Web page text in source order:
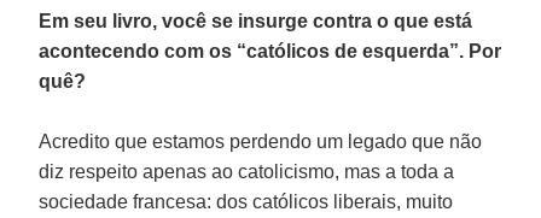
Em seu livro, você se insurge contra o que está
acontecendo com os “católicos de esquerda”. Por
quê?
Acredito que estamos perdendo um legado que não
diz respeito apenas ao catolicismo, mas a toda a
sociedade francesa: dos católicos liberais, muito